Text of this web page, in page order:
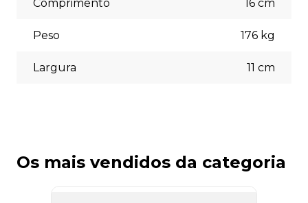
Comprimento 16 cm
Peso 176 kg
Largura 11 cm
Os mais vendidos da categoria